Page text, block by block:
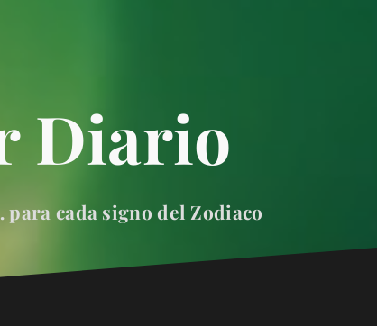
Diario
cada signo del Zodiaco